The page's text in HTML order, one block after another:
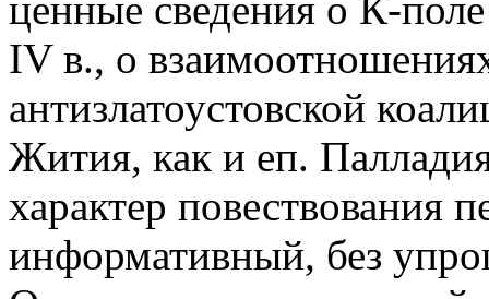
IV в., о
антизлатоустовской
Жития, как и еп.
характер повествования
информативный, без